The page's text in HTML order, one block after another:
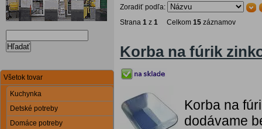
Hľadať
Všetok tovar
Kuchynka
Detské potreby
Domáce potreby
Zoradiť podľa:
Strana 1 z 1 Celkom 15 záznamov
Korba na fúrik
Korba na
dodávame